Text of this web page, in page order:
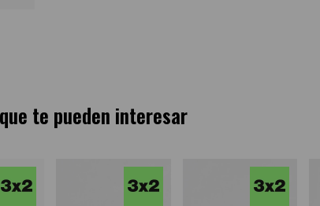
te pueden interesar